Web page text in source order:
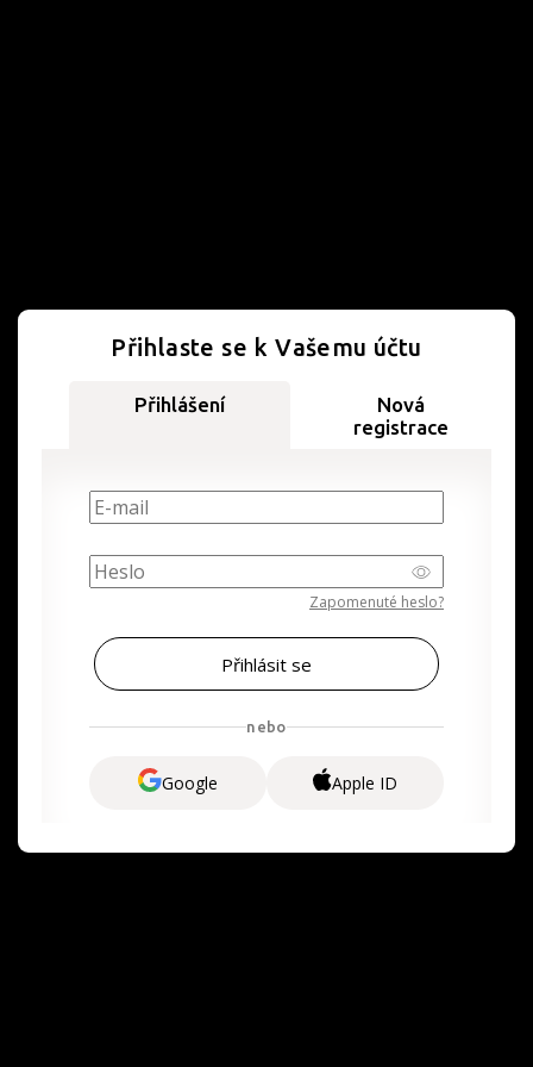
Přihlaste se k Vašemu účtu
Přihlášení
Nová
registrace
Zapomenuté heslo?
nebo
Google Apple ID